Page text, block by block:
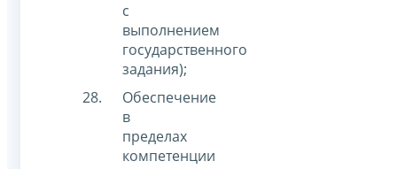
с
выполнением
государственного
задания);
Обеспечение
в
пределах
компетенции